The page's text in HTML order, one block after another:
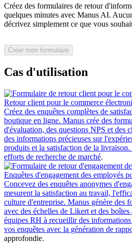
Créez des formulaires de retour
quelques minutes avec Manus AI.
décrivez simplement ce que vous
Créer mon formulaire
Cas d'utilisation
Retour client pour le commerce
Créez des enquêtes complètes de
boutique en ligne. Manus crée des
d'évaluation, des questions NPS et des
des informations précieuses sur
produits et la satisfaction de la
efforts de recherche de marché.
Enquêtes d'engagement des employés
Concevez des enquêtes anonymes
mesurent la satisfaction au travail,
culture d'entreprise. Manus génère des
avec des échelles de Likert et des
équipes RH à recueillir des
vos enquêtes avec la génération de
approfondie.